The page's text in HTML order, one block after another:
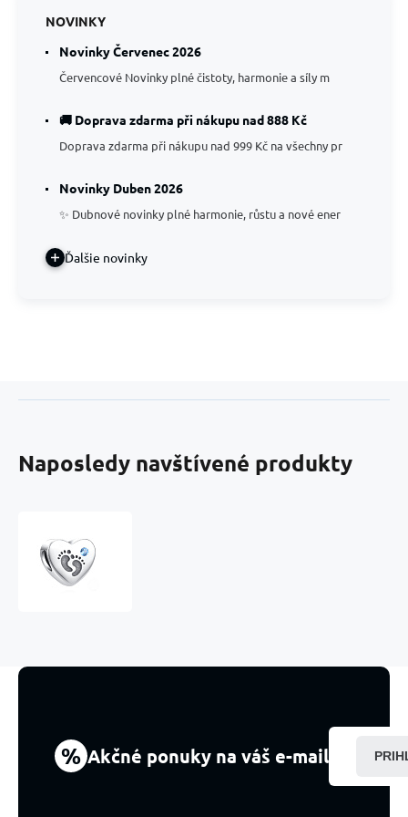
NOVINKY
Novinky Červenec 2026
Červencové Novinky plné čistoty, harmonie a síly m
🚚 Doprava zdarma při nákupu nad 888 Kč
Doprava zdarma při nákupu nad 999 Kč na všechny pr
Novinky Duben 2026
✨ Dubnové novinky plné harmonie, růstu a nové ener
Ďalšie novinky
Naposledy navštívené produkty
srdce
% Akčné ponuky na váš e-mail